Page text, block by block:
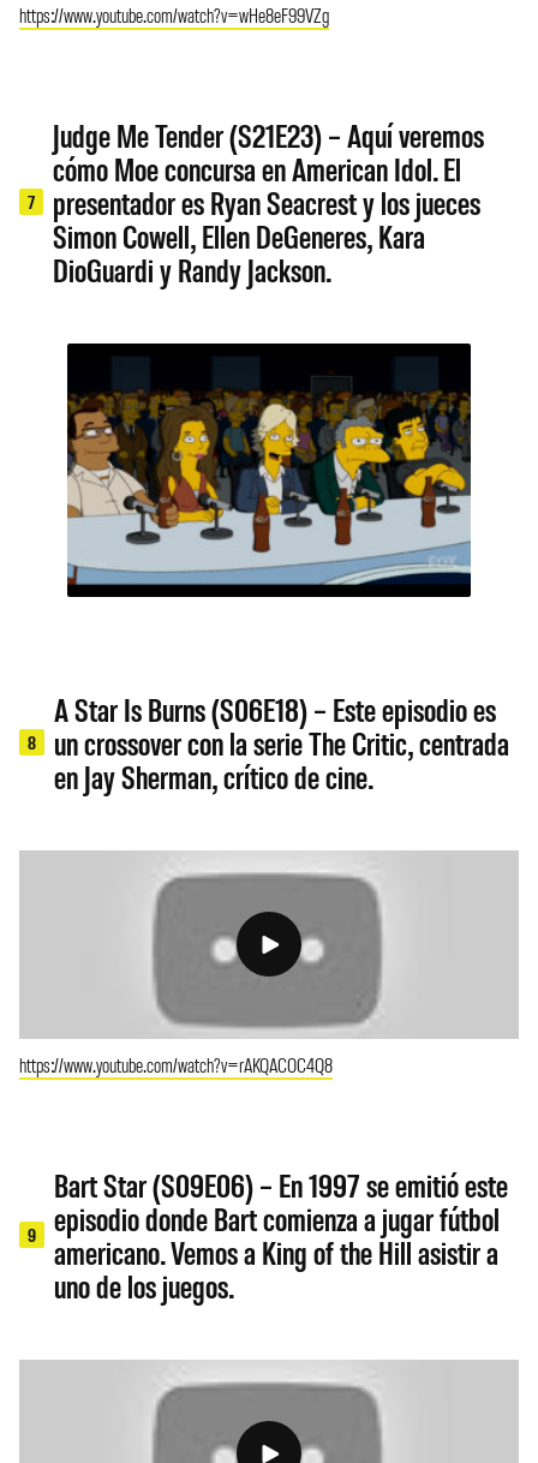
https://www.youtube.com/watch?v=wHe8eF99VZg
7
Judge Me Tender (S21E23) – Aquí veremos
cómo Moe concursa en American Idol. El
presentador es Ryan Seacrest y los jueces
Simon Cowell, Ellen DeGeneres, Kara
DioGuardi y Randy Jackson.
8
A Star Is Burns (S06E18) – Este episodio es
un crossover con la serie The Critic, centrada
en Jay Sherman, crítico de cine.
https://www.youtube.com/watch?v=rAKQACOC4Q8
9
Bart Star (S09E06) – En 1997 se emitió este
episodio donde Bart comienza a jugar fútbol
americano. Vemos a King of the Hill asistir a
uno de los juegos.